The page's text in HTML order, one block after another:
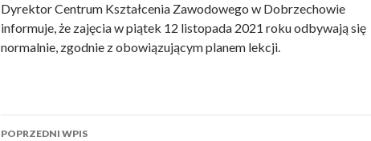
Dyrektor Centrum Kształcenia Zawodowego w Dobrzechowie
informuje, że zajęcia w piątek 12 listopada 2021 roku odbywają się
normalnie, zgodnie z obowiązującym planem lekcji.
Nawigacja
POPRZEDNI WPIS